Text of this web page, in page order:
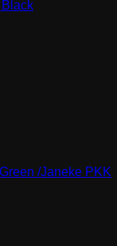
Black
/Janeke PKK